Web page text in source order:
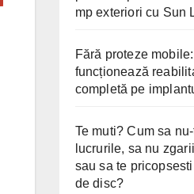
mp exteriori cu Sun
Fără proteze
funcționează
completă pe
Te muti? Cum sa
lucrurile, sa nu
sau sa te
de disc?